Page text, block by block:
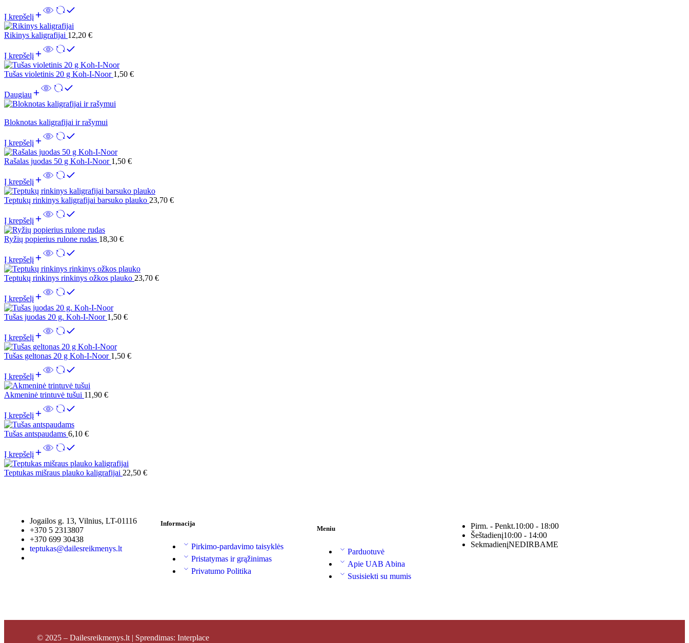
Į krepšelį
Rikinys kaligrafijai 12,20 €
Į krepšelį
Tušas violetinis 20 g Koh-I-Noor 1,50 €
Daugiau
Bloknotas kaligrafijai ir rašymui
Į krepšelį
Rašalas juodas 50 g Koh-I-Noor 1,50 €
Į krepšelį
Teptukų rinkinys kaligrafijai barsuko plauko 23,70 €
Į krepšelį
Ryžių popierius rulone rudas 18,30 €
Į krepšelį
Teptukų rinkinys rinkinys ožkos plauko 23,70 €
Į krepšelį
Tušas juodas 20 g. Koh-I-Noor 1,50 €
Į krepšelį
Tušas geltonas 20 g Koh-I-Noor 1,50 €
Į krepšelį
Akmeninė trintuvė tušui 11,90 €
Į krepšelį
Tušas antspaudams 6,10 €
Į krepšelį
Teptukas mišraus plauko kaligrafijai 22,50 €
Jogailos g. 13, Vilnius, LT-01116
+370 5 2313807
+370 699 30438
teptukas@dailesreikmenys.lt
Informacija
Pirkimo-pardavimo taisyklės
Pristatymas ir grąžinimas
Privatumo Politika
Meniu
Parduotuvė
Apie UAB Abina
Susisiekti su mumis
Pirm. - Penkt.10:00 - 18:00
Šeštadienį10:00 - 14:00
SekmadienįNEDIRBAME
© 2025 – Dailesreikmenys.lt | Sprendimas: Interplace